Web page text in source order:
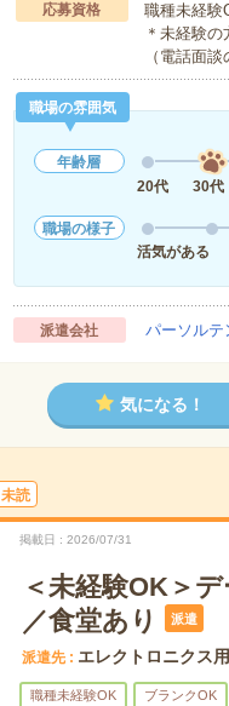
応募資格
職種未経験
＊未経験
（電話面
職場の雰囲気
年齢層
20代
30代
職場の様子
活気がある
派遣会社 パーソルテ
気になる！
未読
掲載日 2026/07/31
＜未経験OK＞
／食堂あり
派遣
派遣先 エレクトロニクス
職種未経験OK ブランクOK